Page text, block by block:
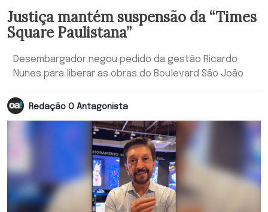
Justiça mantém suspensão da “Times
Square Paulistana”
Desembargador negou pedido da gestão Ricardo
Nunes para liberar as obras do Boulevard São João
Redação O Antagonista